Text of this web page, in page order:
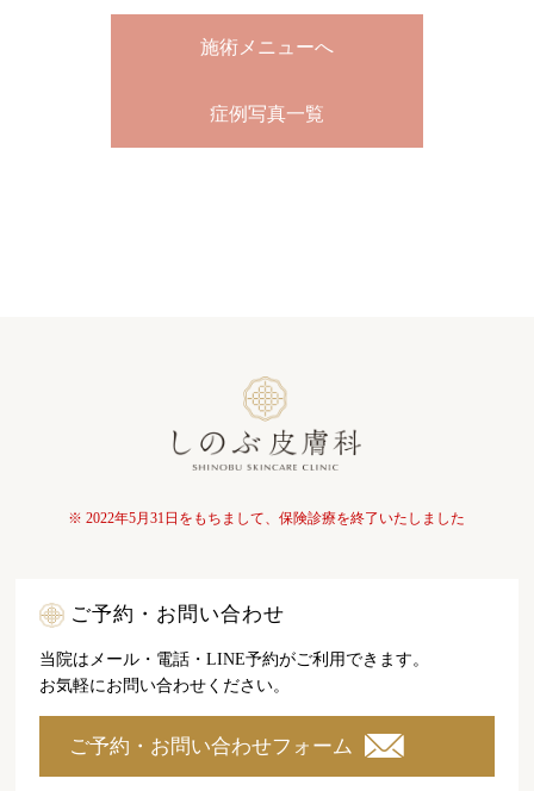
施術メニューへ
症例写真一覧
※ 2022年5月31日をもちまして、保険診療を終了いたしました
ご予約・お問い合わせ
当院はメール・電話・LINE予約がご利用できます。
お気軽にお問い合わせください。
ご予約・お問い合わせフォーム